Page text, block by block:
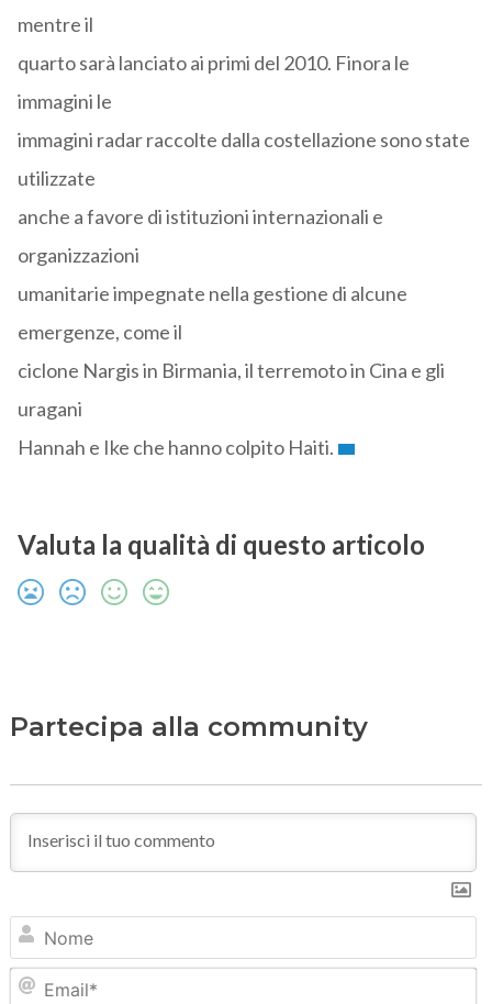
mentre il
quarto sarà lanciato ai primi del 2010. Finora le
immagini le
immagini radar raccolte dalla costellazione sono state
utilizzate
anche a favore di istituzioni internazionali e
organizzazioni
umanitarie impegnate nella gestione di alcune
emergenze, come il
ciclone Nargis in Birmania, il terremoto in Cina e gli
uragani
Hannah e Ike che hanno colpito Haiti.
Valuta la qualità di questo articolo
Partecipa alla community